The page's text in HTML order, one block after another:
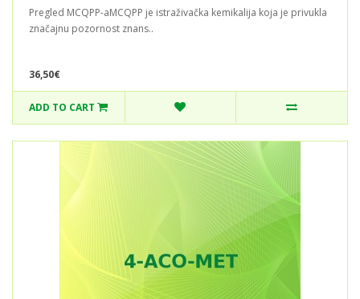
Pregled MCQPP-aMCQPP je istraživačka kemikalija koja je privukla
značajnu pozornost znans..
36,50€
ADD TO CART